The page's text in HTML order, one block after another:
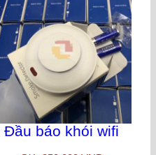
Đầu báo khói wifi